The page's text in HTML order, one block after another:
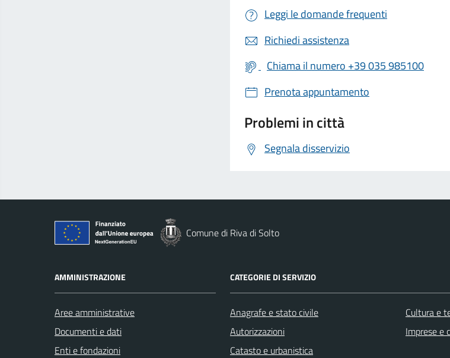
Leggi le domande frequenti
Richiedi assistenza
Chiama il numero +39 035 985100
Prenota appuntamento
Problemi in città
Segnala disservizio
Comune di Riva di Solto
AMMINISTRAZIONE
Aree amministrative
Documenti e dati
Enti e fondazioni
CATEGORIE DI SERVIZIO
Anagrafe e stato civile
Autorizzazioni
Catasto e urbanistica
Cultura e
Imprese e